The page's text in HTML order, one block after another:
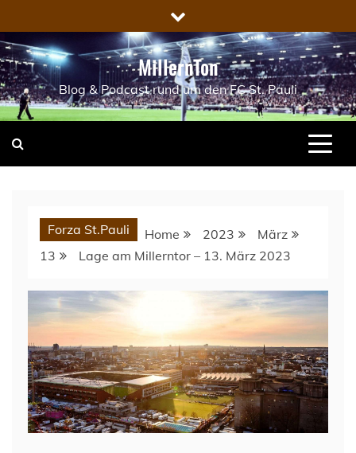
to
content
MillernTon
Blog & Podcast rund um den FC St. Pauli
Forza St.Pauli Home 2023
März
13
Lage am Millerntor – 13. März 2023